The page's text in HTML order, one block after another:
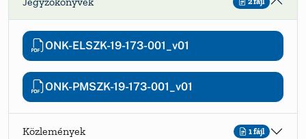
ONK-ELSZK-19-173-001_v01
ONK-PMSZK-19-173-001_v01
Közlemények 1 fájl